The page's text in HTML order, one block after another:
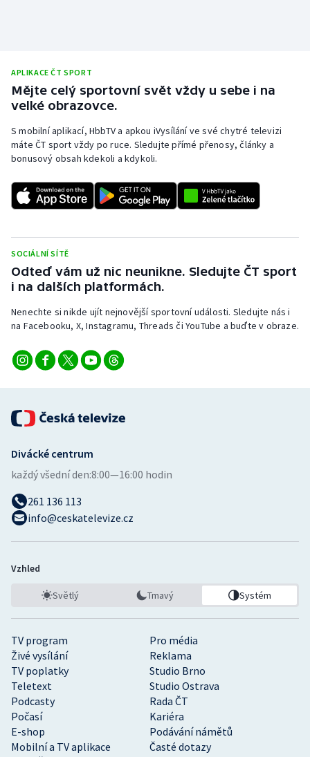
APLIKACE ČT SPORT
Mějte celý sportovní svět vždy u sebe i na
velké obrazovce.
S mobilní aplikací, HbbTV a apkou iVysílání ve své chytré televizi
máte ČT sport vždy po ruce. Sledujte přímé přenosy, články a
bonusový obsah kdekoli a kdykoli.
SOCIÁLNÍ SÍTĚ
Odteď vám už nic neunikne. Sledujte ČT sport
i na dalších platformách.
Nenechte si nikde ujít nejnovější sportovní události. Sledujte nás i
na Facebooku, X, Instagramu, Threads či YouTube a buďte v obraze.
TV program
Pro média
Živé vysílání
Reklama
TV poplatky
Studio Brno
Teletext
Studio Ostrava
Podcasty
Rada ČT
Počasí
Kariéra
E-shop
Podávání námětů
Mobilní a TV aplikace
Časté dotazy
Divácké centrum
každý všední den:8:00—16:00 hodin
261 136 113
info@ceskatelevize.cz
Vzhled
Světlý Tmavý Systém